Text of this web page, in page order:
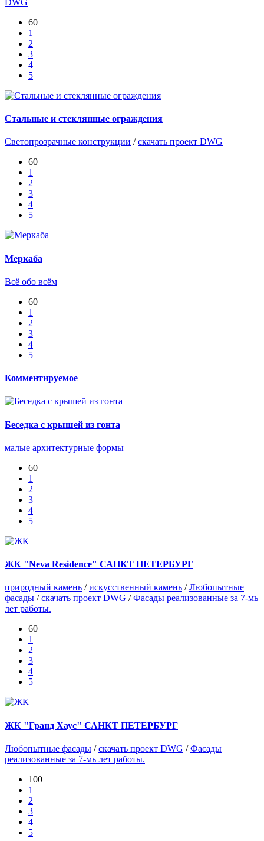
60
1
2
3
4
5
Стальные и стеклянные ограждения
Светопрозрачные конструкции /скачать проект DWG
60
1
2
3
4
5
Меркаба
Всё обо всём
60
1
2
3
4
5
Комментируемое
Беседка с крышей из гонта
малые архитектурные формы
60
1
2
3
4
5
ЖК "Neva Residence" САНКТ ПЕТЕРБУРГ
природный камень /искусственный камень /Любопытные
фасады /скачать проект DWG /Фасады реализованные за 7-мь
лет работы.
60
1
2
3
4
5
ЖК "Гранд Хаус" САНКТ ПЕТЕРБУРГ
Любопытные фасады /скачать проект DWG /Фасады
реализованные за 7-мь лет работы.
100
1
2
3
4
5